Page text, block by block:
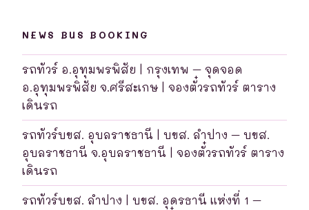
NEWS BUS BOOKING
รถทัวร์ อ.อุทุมพรพิสัย | กรุงเทพ – จุดจอด
อ.อุทุมพรพิสัย จ.ศรีสะเกษ | จองตั๋วรถทัวร์ ตาราง
เดินรถ
รถทัวร์บขส. อุบลราชธานี | บขส. ลำปาง – บขส.
อุบลราชธานี จ.อุบลราชธานี | จองตั๋วรถทัวร์ ตาราง
เดินรถ
รถทัวร์บขส. ลำปาง | บขส. อุดรธานี แห่งที่ 1 –